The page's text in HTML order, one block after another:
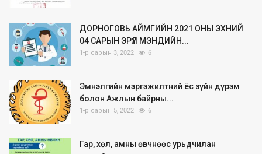
ДОРНОГОВЬ АЙМГИЙН 2021 ОНЫ ЭХНИЙ
04 САРЫН ЭРҮҮЛ МЭНДИЙН...
1-р сарын 3, 2022 6
Эмнэлгийн мэргэжилтний ёс зүйн дүрэм
болон Ажлын байрны...
1-р сарын 5, 2022 6
Гар, хөл, амны өвчнөөс урьдчилан